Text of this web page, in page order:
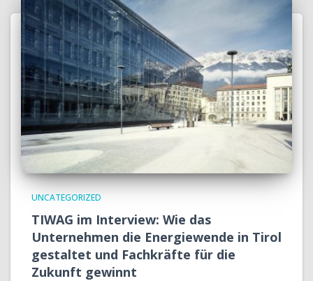
UNCATEGORIZED
TIWAG im Interview: Wie das
Unternehmen die Energiewende in Tirol
gestaltet und Fachkräfte für die
Zukunft gewinnt